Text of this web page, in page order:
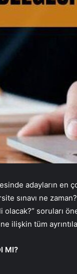
adayların en
sınavı ne
soruları
ilişkin tüm
MI?